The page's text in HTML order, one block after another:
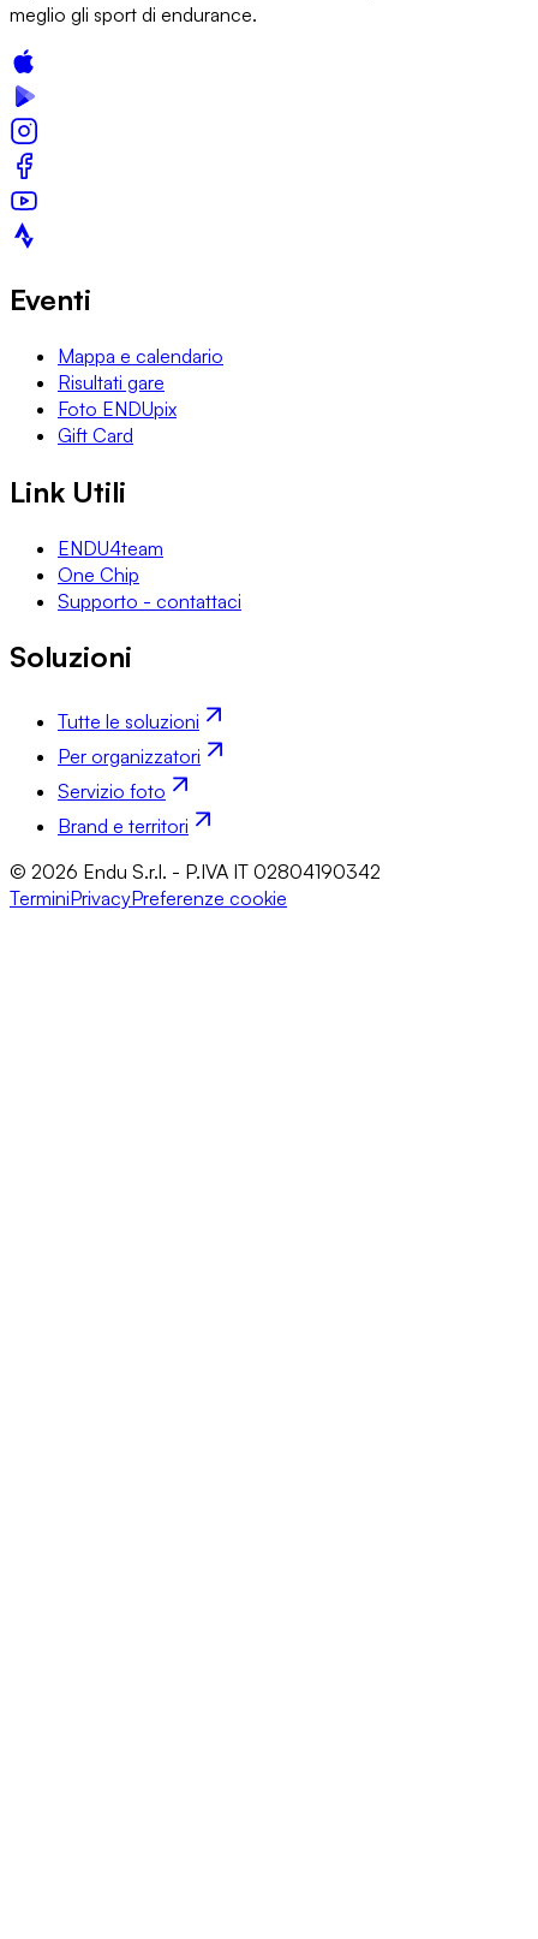
meglio gli sport di endurance.
Eventi
Mappa e calendario
Risultati gare
Foto ENDUpix
Gift Card
Link Utili
ENDU4team
One Chip
Supporto - contattaci
Soluzioni
Tutte le soluzioni
Per organizzatori
Servizio foto
Brand e territori
© 2026 Endu S.r.l. - P.IVA IT 02804190342
TerminiPrivacyPreferenze cookie